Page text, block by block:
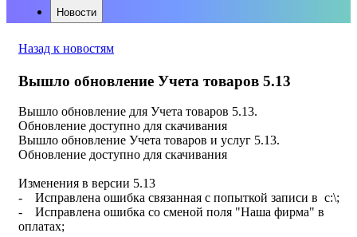
Новости
Назад к новостям
Вышло обновление Учета товаров 5.13
Вышло обновление для Учета товаров 5.13.
Обновление доступно для скачивания
Вышло обновление Учета товаров и услуг 5.13.
Обновление доступно для скачивания
Изменения в версии 5.13
- Исправлена ошибка связанная с попыткой записи в c:\;
- Исправлена ошибка со сменой поля "Наша фирма" в
оплатах;